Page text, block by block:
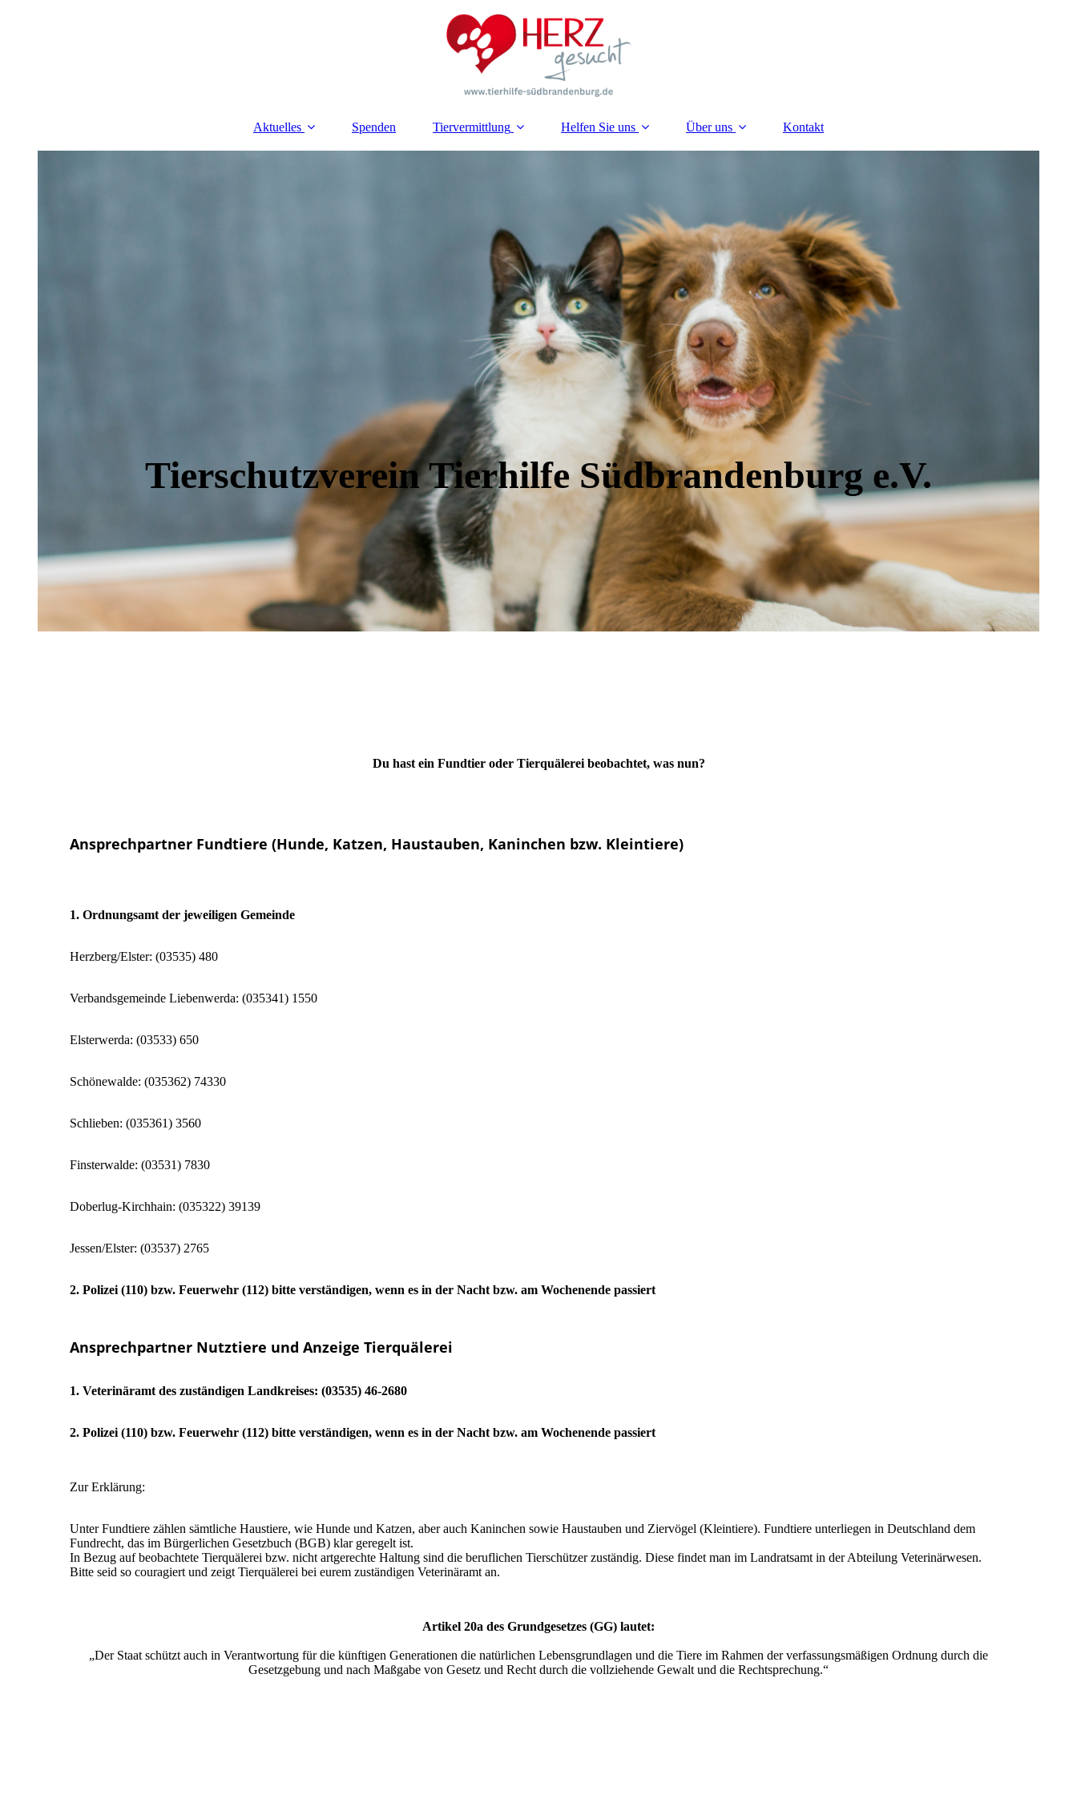
Aktuelles Spenden Tiervermittlung Helfen Sie uns Über uns Kontakt
Tierschutzverein Tierhilfe Südbrandenburg e.V.
Du hast ein Fundtier oder Tierquälerei beobachtet, was nun?
Ansprechpartner Fundtiere (Hunde, Katzen, Haustauben, Kaninchen bzw. Kleintiere)
1. Ordnungsamt der jeweiligen Gemeinde
Herzberg/Elster: (03535) 480
Verbandsgemeinde Liebenwerda: (035341) 1550
Elsterwerda: (03533) 650
Schönewalde: (035362) 74330
Schlieben: (035361) 3560
Finsterwalde: (03531) 7830
Doberlug-Kirchhain: (035322) 39139
Jessen/Elster: (03537) 2765
2. Polizei (110) bzw. Feuerwehr (112) bitte verständigen, wenn es in der Nacht bzw. am Wochenende passiert
Ansprechpartner Nutztiere und Anzeige Tierquälerei
1. Veterinäramt des zuständigen Landkreises: (03535) 46-2680
2. Polizei (110) bzw. Feuerwehr (112) bitte verständigen, wenn es in der Nacht bzw. am Wochenende passiert
Zur Erklärung:
Unter Fundtiere zählen sämtliche Haustiere, wie Hunde und Katzen, aber auch Kaninchen sowie Haustauben und Ziervögel (Kleintiere). Fundtiere unterliegen in Deutschland dem
Fundrecht, das im Bürgerlichen Gesetzbuch (BGB) klar geregelt ist.
In Bezug auf beobachtete Tierquälerei bzw. nicht artgerechte Haltung sind die beruflichen Tierschützer zuständig. Diese findet man im Landratsamt in der Abteilung Veterinärwesen.
Bitte seid so couragiert und zeigt Tierquälerei bei eurem zuständigen Veterinäramt an.
Artikel 20a des Grundgesetzes (GG) lautet:
„Der Staat schützt auch in Verantwortung für die künftigen Generationen die natürlichen Lebensgrundlagen und die Tiere im Rahmen der verfassungsmäßigen Ordnung durch die
Gesetzgebung und nach Maßgabe von Gesetz und Recht durch die vollziehende Gewalt und die Rechtsprechung.“